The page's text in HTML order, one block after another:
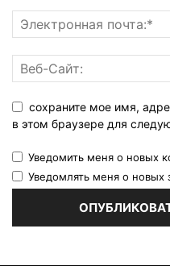
сохраните мое имя,
в этом браузере для
Уведомить меня о новых
Уведомлять меня о новых